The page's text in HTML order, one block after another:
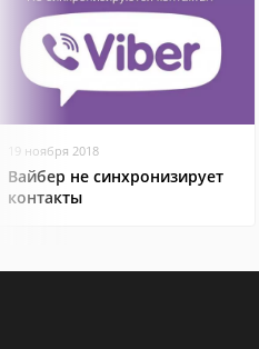
19 ноября 2018
Вайбер не синхронизирует
контакты